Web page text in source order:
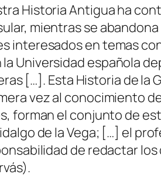
Historia Antigua ha
mientras se
interesados en temas
Universidad española
[…]. Esta Historia de
vez al conocimiento
el conjunto de
de la Vega; […] el
de redactar